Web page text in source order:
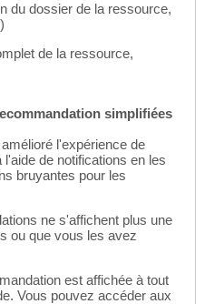
du dossier de la ressource,
)
de la ressource,
simplifiées
l'expérience de
de notifications en les
bruyantes pour les
ne s'affichent plus une
ou que vous les avez
est affichée à tout
Vous pouvez accéder aux